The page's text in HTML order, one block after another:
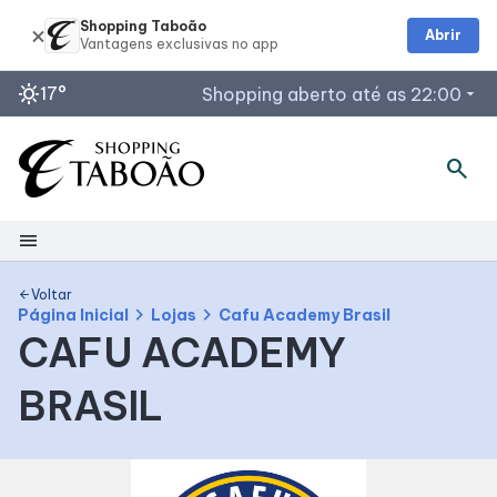
sunny17° Shopping aberto até as 22:00 arrow_drop_down
Horários de Funcionamento
Lojas
Acessar todos os horários
search
menu
Shopping
Mapa interno
Facilidades
arrow_backVoltar
Página Inicial chevron_right Lojas chevron_right Cafu Academy Brasil
CAFU ACADEMY
BRASIL
Shopping Taboão
Abrir